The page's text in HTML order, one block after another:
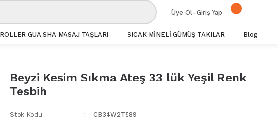
Üye Ol - Giriş Yap
ROLLER GUA SHA MASAJ TAŞLARI SICAK MİNELİ GÜMÜŞ TAKILAR Blog
Beyzi Kesim Sıkma Ateş 33 lük Yeşil Renk
Tesbih
Stok Kodu CB34W2T589